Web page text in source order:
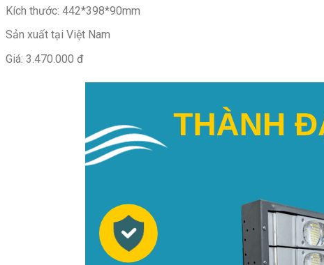
Kích thước: 442*398*90mm
Sản xuất tại Việt Nam
Giá: 3.470.000 đ